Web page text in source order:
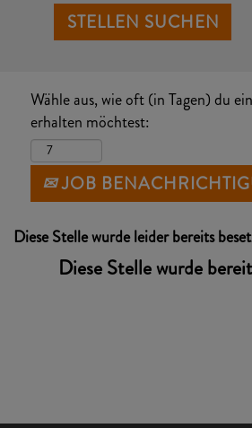
Wähle aus, wie oft (in Tagen) du
erhalten möchtest:
JOB
Diese Stelle wurde leider bereits
Diese Stelle wurde